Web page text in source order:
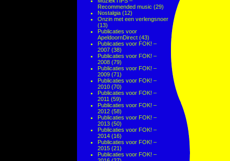
Recommended music (29)
Nostalgia (12)
Onzin met een verlengsnoer
(13)
Publicaties voor
ApeldoornDirect (43)
Publicaties voor FOK! –
2007 (38)
Publicaties voor FOK! –
2008 (79)
Publicaties voor FOK! –
2009 (71)
Publicaties voor FOK! –
2010 (70)
Publicaties voor FOK! –
2011 (59)
Publicaties voor FOK! –
2012 (58)
Publicaties voor FOK! –
2013 (50)
Publicaties voor FOK! –
2014 (16)
Publicaties voor FOK! –
2015 (21)
Publicaties voor FOK! –